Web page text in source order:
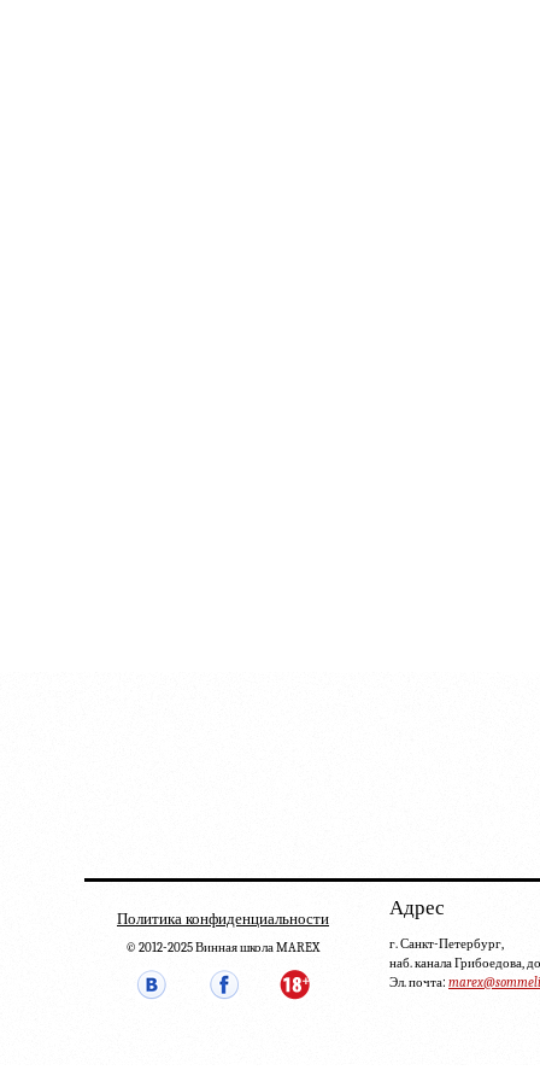
Политика конфиденциальности
© 2012-2025 Винная школа MAREX
Адрес
г. Санкт-Петербург,
наб. канала Грибоедова,
Эл. почта: